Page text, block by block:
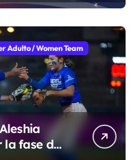
Adulto / Women Team
la fase de